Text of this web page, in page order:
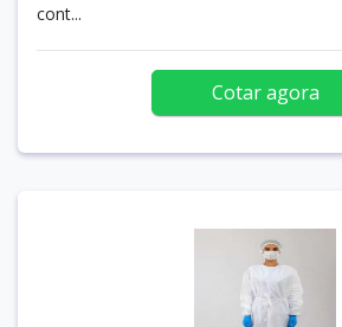
cont...
Cotar agora